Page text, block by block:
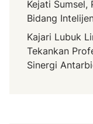
Kejati Sumsel,
Bidang
Kajari Lubuk
Tekankan
Sinergi